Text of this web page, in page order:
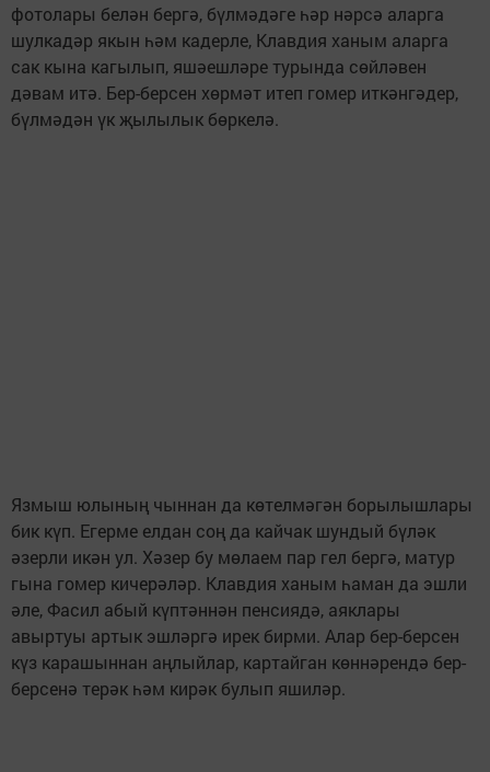
фотолары белән бергә, бүлмәдәге һәр нәрсә аларга
шулкадәр якын һәм кадерле, Клавдия ханым аларга
сак кына кагылып, яшәешләре турында сөйләвен
дәвам итә. Бер-берсен хөрмәт итеп гомер иткәнгәдер,
бүлмәдән үк җылылык бөркелә.
Язмыш юлының чыннан да көтелмәгән борылышлары
бик күп. Егерме елдан соң да кайчак шундый бүләк
әзерли икән ул. Хәзер бу мөлаем пар гел бергә, матур
гына гомер кичерәләр. Клавдия ханым һаман да эшли
әле, Фасил абый күптәннән пенсиядә, аяклары
авыртуы артык эшләргә ирек бирми. Алар бер-берсен
күз карашыннан аңлыйлар, картайган көннәрендә бер-
берсенә терәк һәм кирәк булып яшиләр.